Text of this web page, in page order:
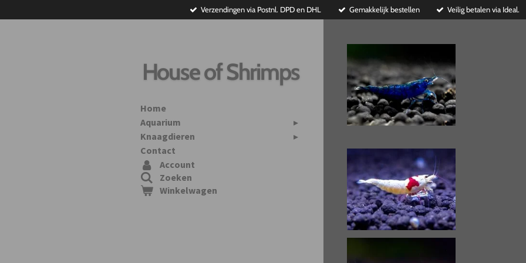
direct
Verzendingen via Postnl. DPD en DHL Gemakkelijk bestellen Veilig betalen via Ideal.
House of Shrimps
Home
Aquarium
Knaagdieren
Contact
Account
Zoeken
Winkelwagen